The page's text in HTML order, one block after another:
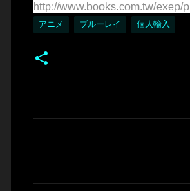
http://www.books.com.tw/
アニメ ブルーレイ 個人輸入